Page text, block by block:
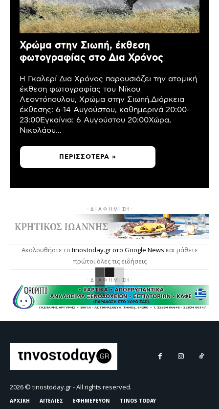
Χρώμα στην Σιωπή, έκθεση
φωτογραφίας στο Δια Χρόνος
Η Γκαλερί Δια Χρόνος παρουσιάζει την ατομική
έκθεση φωτογραφίας του Νίκου
Λεοντόπουλου, Χρώμα στην Σιωπή.Διάρκεια
έκθεσης: 6-14 Αυγούστου, καθημερινά 20:00-
23:00Εγκαίνια: 6 Αυγούστου 20:00Χώρα,
Νικολάου...
ΠΕΡΙΣΣΌΤΕΡΑ »
- Δ Ι Α Φ Η Μ Ι ΣΗ -
Ακολουθήστε το tinostoday.gr στο Google News και μάθετε
πρώτοι όλες τις ειδήσεις
- Δ Ι Α Φ Η Μ Ι ΣΗ -
2026 © tinostoday.gr - All rights reserved.
ΑΡΧΙΚΗ ΑΓΓΕΛΙΕΣ ΕΦΗΜΕΡΕΥΟΝ TINOS TODAY